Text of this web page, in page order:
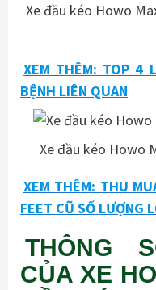
Xe đầu kéo Howo
XEM THÊM: TOP 4
BỆNH LIÊN QUAN
Xe đầu kéo Howo
XEM THÊM: THU
FEET CŨ SỐ LƯỢNG
THÔNG
CỦA XE